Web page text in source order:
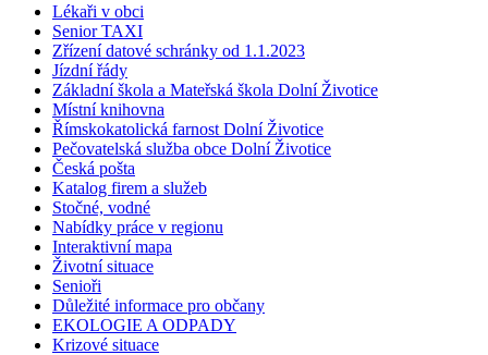
Lékaři v obci
Senior TAXI
Zřízení datové schránky od 1.1.2023
Jízdní řády
Základní škola a Mateřská škola Dolní Životice
Místní knihovna
Římskokatolická farnost Dolní Životice
Pečovatelská služba obce Dolní Životice
Česká pošta
Katalog firem a služeb
Stočné, vodné
Nabídky práce v regionu
Interaktivní mapa
Životní situace
Senioři
Důležité informace pro občany
EKOLOGIE A ODPADY
Krizové situace